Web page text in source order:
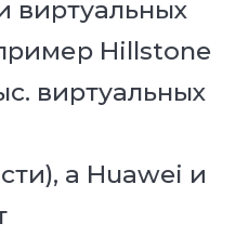
виртуальных
Hillstone
виртуальных
а Huawei и